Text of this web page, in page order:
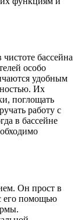
бассейна
особо
удобным
Их
поглощать
работу с
в бассейне
Он прост в
его помощью